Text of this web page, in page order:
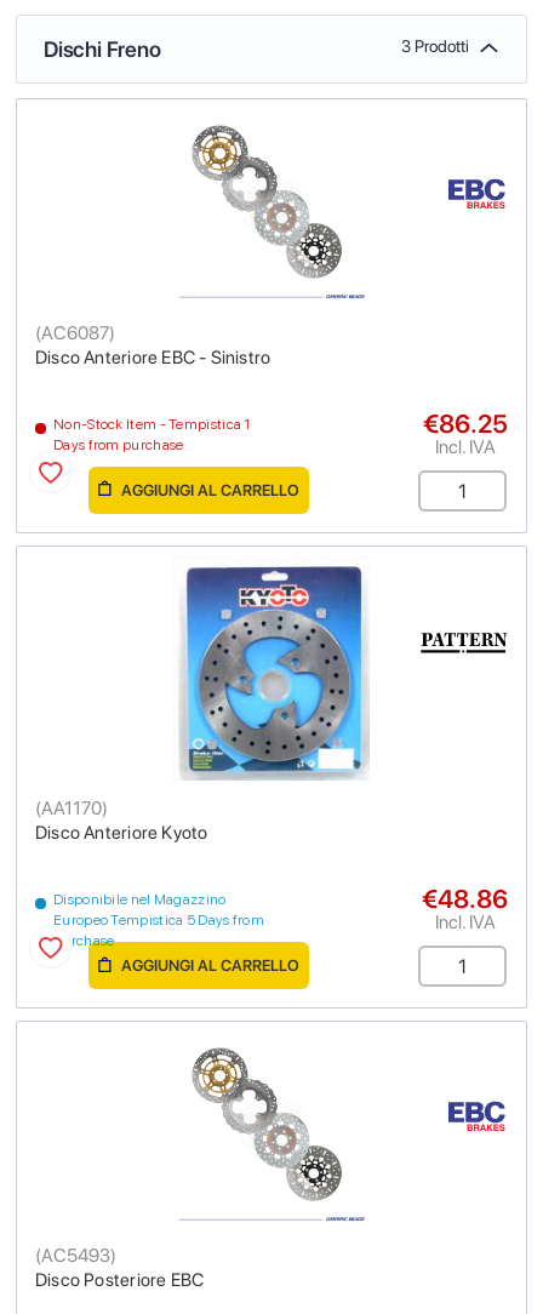
Dischi Freno 3 Prodotti
Disco Anteriore EBC - Sinistro
(AC6087)
Non-Stock Item - Tempistica 1
Days from purchase
€86.25
Incl. IVA
AGGIUNGI AL CARRELLO
Disco Anteriore Kyoto
(AA1170)
Disponibile nel Magazzino
Europeo Tempistica 5 Days from
purchase
€48.86
Incl. IVA
AGGIUNGI AL CARRELLO
Disco Posteriore EBC
(AC5493)